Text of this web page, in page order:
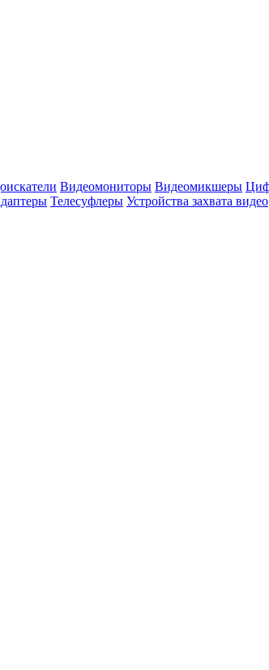
Видеомониторы Видеомикшеры
Телесуфлеры Устройства захвата видео